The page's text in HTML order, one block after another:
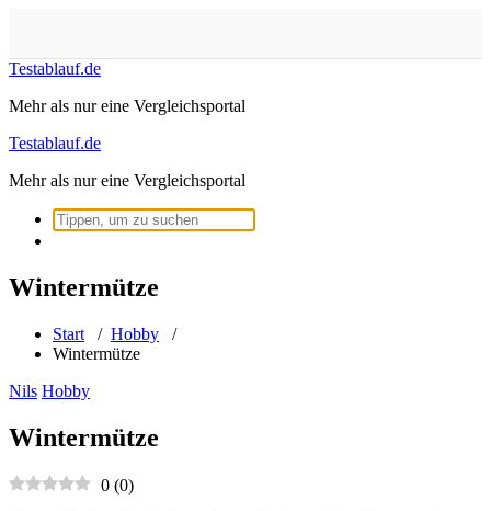
springen
Testablauf.de
Mehr als nur eine Vergleichsportal
Testablauf.de
Mehr als nur eine Vergleichsportal
Suchen
nach:
Wintermütze
Start / Hobby /
Wintermütze
Nils Hobby
Wintermütze
0 (0)